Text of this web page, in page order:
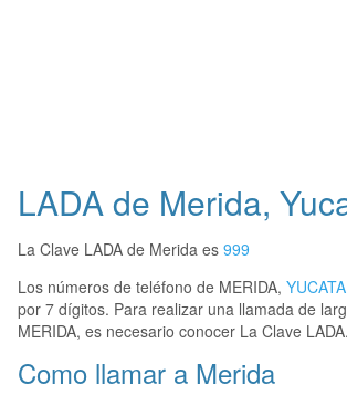
LADA de Merida,
La Clave LADA de Merida es 999
Los números de teléfono de MERIDA,
por 7 dígitos. Para realizar una llamada de
MERIDA, es necesario conocer La Clave LADA.
Como llamar a Merida